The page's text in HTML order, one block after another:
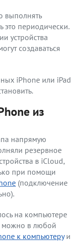
выполнять
это периодически.
устройства
создаваться
iPhone или iPad
из
напрямую
резервное
в iCloud,
при помощи
(подключение
на компьютере
можно в любой
к компьютеруи